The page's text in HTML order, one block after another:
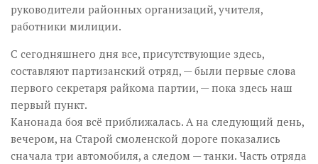
руководители районных организаций, учителя,
работники милиции.
С сегодняшнего дня все, присутствующие здесь,
составляют партизанский отряд, — были первые слова
первого секретаря райкома партии, — пока здесь наш
первый пункт.
Канонада боя всё приближалась. А на следующий день,
вечером, на Старой смоленской дороге показались
сначала три автомобиля, а следом — танки. Часть отряда